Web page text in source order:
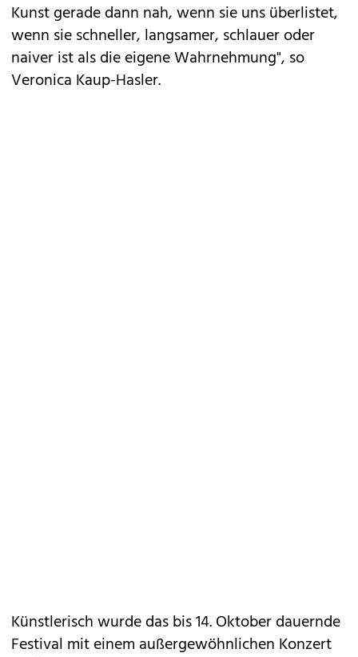
Kunst gerade dann nah, wenn sie uns überlistet,
wenn sie schneller, langsamer, schlauer oder
naiver ist als die eigene Wahrnehmung", so
Veronica Kaup-Hasler.
Künstlerisch wurde das bis 14. Oktober dauernde
Festival mit einem außergewöhnlichen Konzert